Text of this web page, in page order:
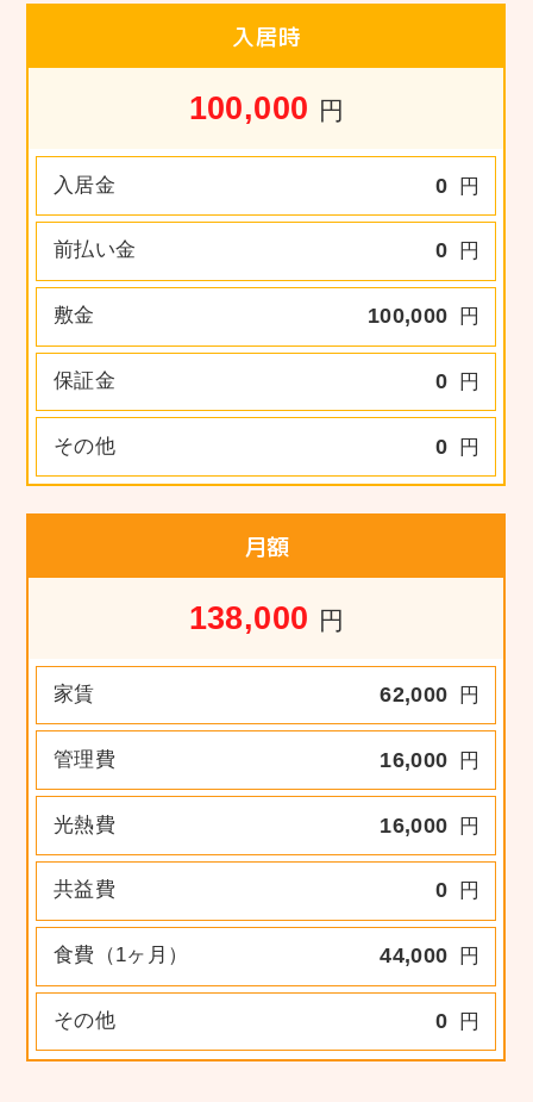
入居時
100,000 円
入居金 0 円
前払い金 0 円
敷金 100,000 円
保証金 0 円
その他 0 円
月額
138,000 円
家賃 62,000 円
管理費 16,000 円
光熱費 16,000 円
共益費 0 円
食費（1ヶ月） 44,000 円
その他 0 円